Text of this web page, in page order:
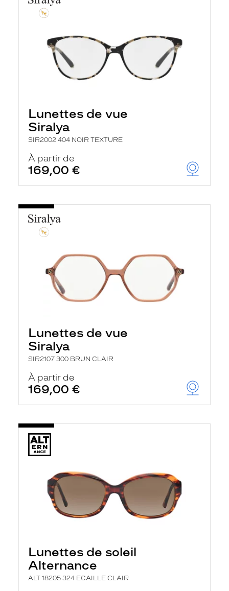
Lunettes de vue
Siralya
SIR2002 404 NOIR TEXTURE
À partir de
169,00 €
Lunettes de vue
Siralya
SIR2107 300 BRUN CLAIR
À partir de
169,00 €
Lunettes de soleil
Alternance
ALT 18205 324 ECAILLE CLAIR